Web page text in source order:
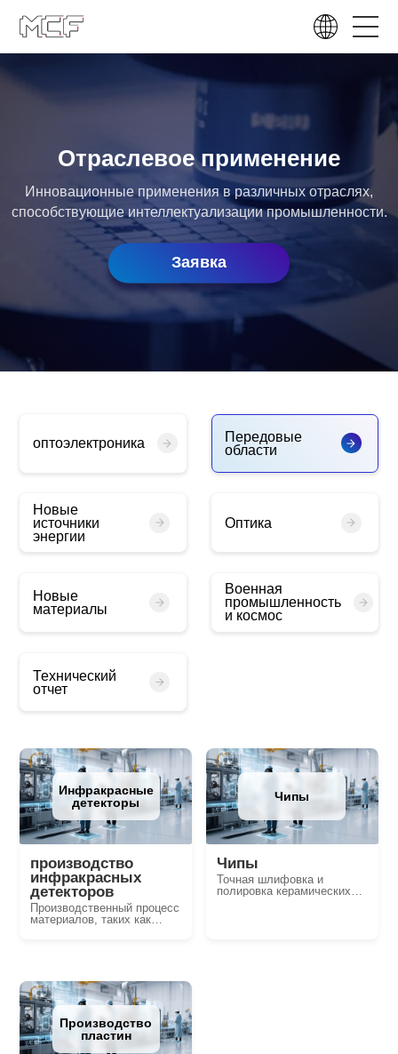
Отраслевое применение
Инновационные применения в различных отраслях,
способствующие интеллектуализации промышленности.
Заявка
оптоэлектроника
Передовые
области
Новые
источники
энергии
Оптика
Новые
материалы
Военная
промышленность
и космос
Технический
отчет
Инфракрасные
детекторы
производство
инфракрасных
детекторов
Производственный процесс
материалов, таких как
Чипы
Чипы
Точная шлифовка и
полировка керамических
Производство
пластин